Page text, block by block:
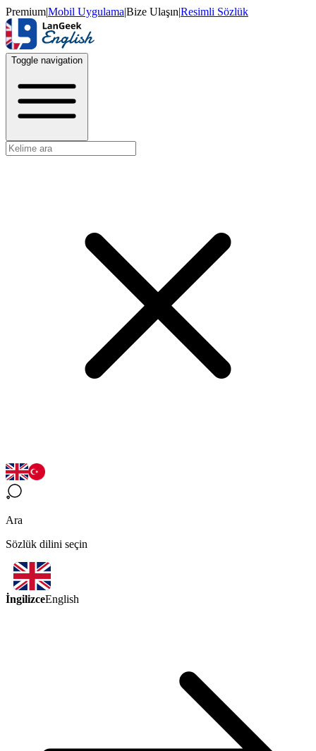
Premium|Mobil Uygulama|Bize Ulaşın|Resimli Sözlük
Toggle navigation
Ara
Sözlük dilini seçin
İngilizceEnglish